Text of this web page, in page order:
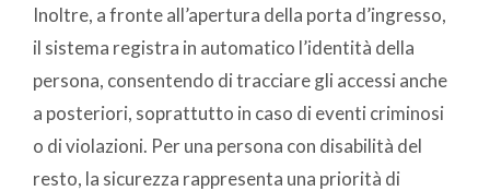
Inoltre, a fronte all’apertura della porta d’ingresso,
il sistema registra in automatico l’identità della
persona, consentendo di tracciare gli accessi anche
a posteriori, soprattutto in caso di eventi criminosi
o di violazioni. Per una persona con disabilità del
resto, la sicurezza rappresenta una priorità di